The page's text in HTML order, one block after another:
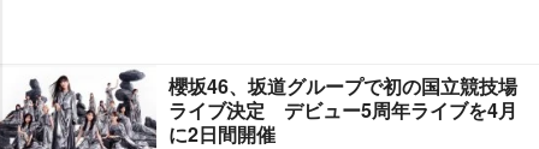
櫻坂46、坂道グループで初の国立競技場
ライブ決定 デビュー5周年ライブを4月
に2日間開催